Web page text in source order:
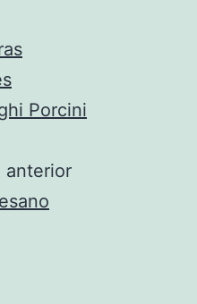
Porcini
anterior